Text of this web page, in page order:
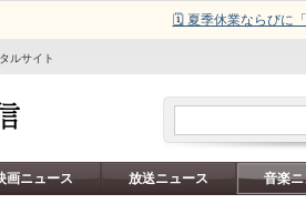
🗓️ 夏季休業ならびに
ルサイト
画ニュース 放送ニュース 音楽